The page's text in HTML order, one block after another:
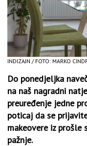
INDIZAJN / FOTO: MARKO
Do ponedjeljka
na naš nagradni
preuređenje jedne
poticaj da se
makeovere iz prošle
pažnje.